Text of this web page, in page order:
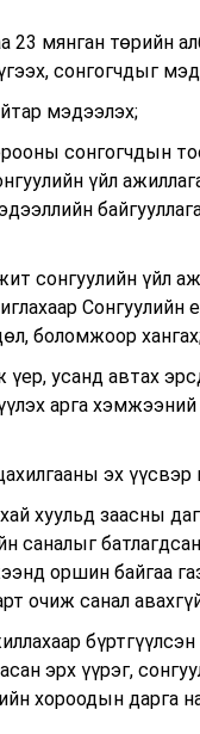
23 мянган төрийн
сонгогчдыг
мэдээлэх;
сонгогчдын
үйл
сонгуулийн үйл
Сонгуулийн
боломжоор
усанд автах
арга
эх
хуульд заасны
саналыг
оршин байгаа
очиж санал
эрх үүрэг,
хороодын дарга